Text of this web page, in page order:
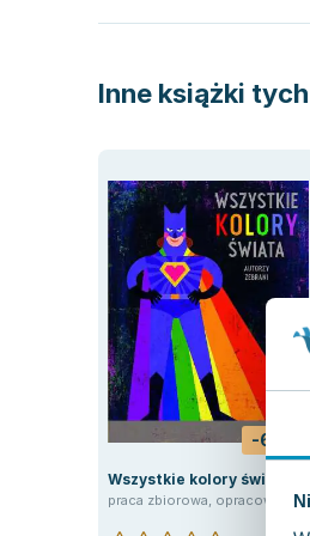
Inne książki
-6%
Wszystkie kolory świata
praca zbiorowa, opracowanie zbiorowe